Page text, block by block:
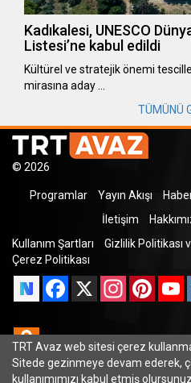
Kadıkalesi, UNESCO
Listesi’ne kabul edildi
Kültürel ve stratejik önemi
mirasına aday …
TÜMÜNÜ
© 2026
Programlar Yayın Akışı
İletişim
Kullanım Şartları
Gizlilik Politikası
Çerez Politikası
Facebook
X Instagram
Odnoklassniki
TRT Avaz web sitesi çerez
Sitede gezinmeye devam ederek,
kullanımımızı kabul etmiş olursunuz.